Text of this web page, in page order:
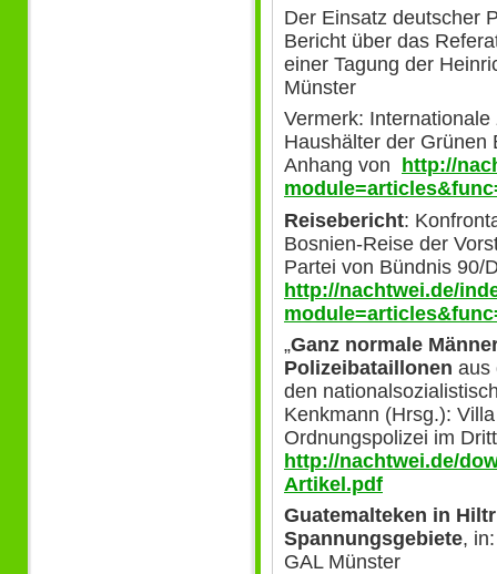
Der Einsatz deutscher
Bericht über das
einer Tagung der
Münster
Vermerk:
Haushälter der Grünen
Anhang von
http://
Reisebericht:
Bosnien-Reise der
Partei von Bündnis 90/
http://nachtwei.de/
„Ganz normale
Polizeibataillonen aus
den
Kenkmann (Hrsg.):
Ordnungspolizei im
http://nachtwei.de/
Artikel.pdf
Guatemalteken in
Spannungsgebiete,
GAL Münster